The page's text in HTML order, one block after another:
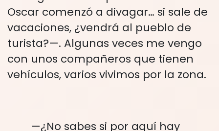
Oscar comenzó a divagar… si sale de
vacaciones, ¿vendrá al pueblo de
turista?—. Algunas veces me vengo
con unos compañeros que tienen
vehículos, varios vivimos por la zona.
—¿No sabes si por aquí hay